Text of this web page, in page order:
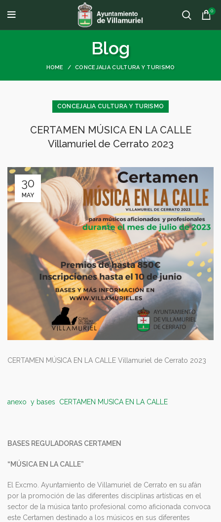
0
Blog
HOME CONCEJALIA CULTURA Y TURISMO
CONCEJALIA CULTURA Y TURISMO
CERTAMEN MÚSICA EN LA CALLE
Villamuriel de Cerrato 2023
30
MAY
CERTAMEN MÚSICA EN LA CALLE Villamuriel de Cerrato 2023
anexo y bases CERTAMEN MUSICA EN LA CALLE
BASES REGULADORAS CERTAMEN
“MÚSICA EN LA CALLE”
El Excmo. Ayuntamiento de Villamuriel de Cerrato en su afán
por la promoción de las diferentes disciplinas artísticas en el
sector de la música tanto profesional como aficionada convoca
este Certamen destinado a los músicos en sus diferentes